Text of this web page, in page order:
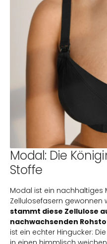
Modal: Die
Stoffe
Modal ist ein nachhaltiges
Zellulosefasern gewonnen
stammt diese Zellulose
nachwachsenden
ist ein echter Hingucker: